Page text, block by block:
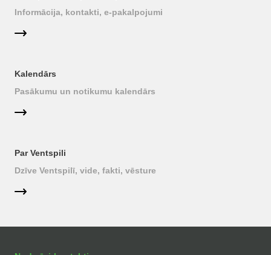
Informācija, kontakti, e-pakalpojumi
Kalendārs
Pasākumu un notikumu kalendārs
Par Ventspili
Dzīve Ventspilī, vide, fakti, vēsture